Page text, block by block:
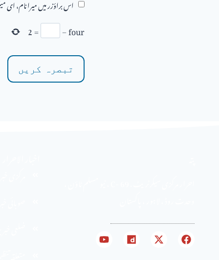
اس براؤزر میں میرا نام،
four
−
=
2